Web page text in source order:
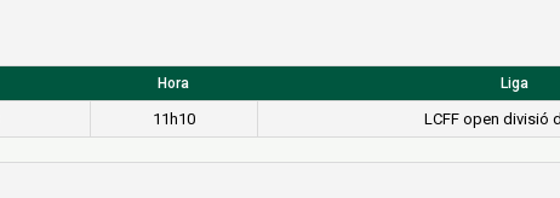
Hora Liga
11h10 LCFF open divisió